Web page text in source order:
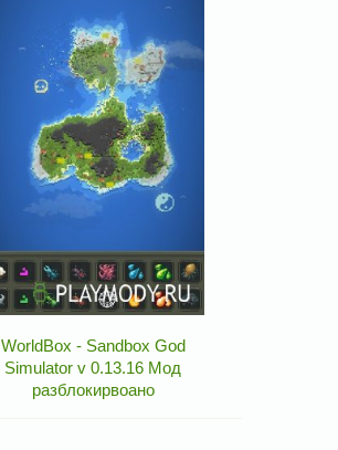
WorldBox - Sandbox God
Simulator v 0.13.16 Мод
разблокирвоано